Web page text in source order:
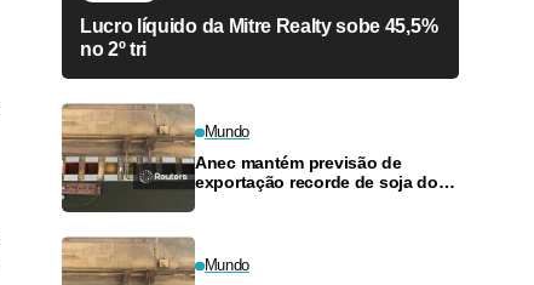
Lucro líquido da Mitre Realty sobe 45,5%
no 2º tri
Mundo
Anec mantém previsão de
exportação recorde de soja do
Mundo